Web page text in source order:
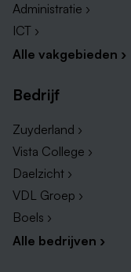
Administratie ›
ICT ›
Alle vakgebieden ›
Bedrijf
Zuyderland ›
Vista College ›
Daelzicht ›
VDL Groep ›
Boels ›
Alle bedrijven ›